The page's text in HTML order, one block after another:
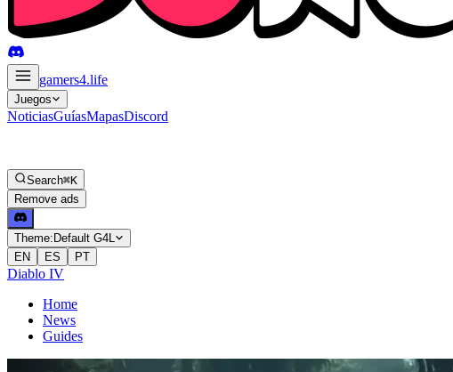
gamers4.life
Juegos
NoticiasGuíasMapasDiscord
Search⌘K
Remove ads
Theme: Default G4L
EN
ES PT
Diablo IV
Home
News
Guides